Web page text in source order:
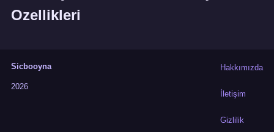
Ozellikleri
Sicbooyna
2026
Hakkımızda
İletişim
Gizlilik